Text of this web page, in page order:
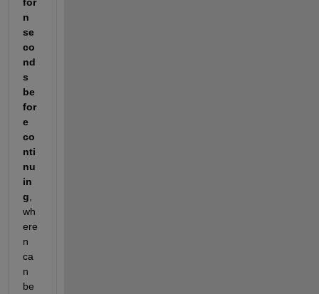
n
se
co
nd
s
be
for
e
co
nti
nu
in
g
wh
ere
n
ca
n
be